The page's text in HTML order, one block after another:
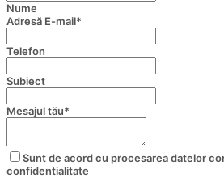
Nume
Adresă E-mail*
Telefon
Subiect
Email*
Mesajul tău*
Sunt de acord cu procesarea datelor
confidentialitate